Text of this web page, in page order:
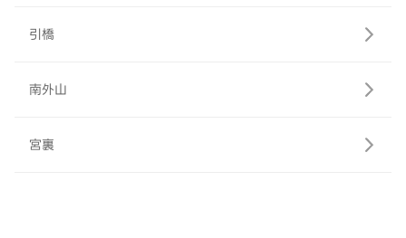
引橋
南外山
宮裏